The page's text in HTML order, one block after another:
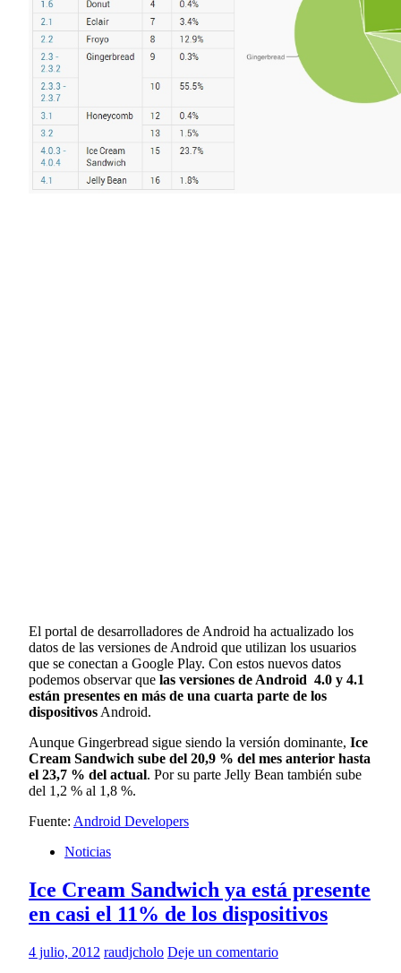
El portal de desarrolladores de Android ha actualizado los
datos de las versiones de Android que utilizan los usuarios
que se conectan a Google Play. Con estos nuevos datos
podemos observar que las versiones de Android 4.0 y 4.1
están presentes en más de una cuarta parte de los
dispositivos Android.
Aunque Gingerbread sigue siendo la versión dominante, Ice
Cream Sandwich sube del 20,9 % del mes anterior hasta
el 23,7 % del actual. Por su parte Jelly Bean también sube
del 1,2 % al 1,8 %.
Fuente: Android Developers
Noticias
Ice Cream Sandwich ya está presente
en casi el 11% de los dispositivos
4 julio, 2012 raudjcholo Deje un comentario